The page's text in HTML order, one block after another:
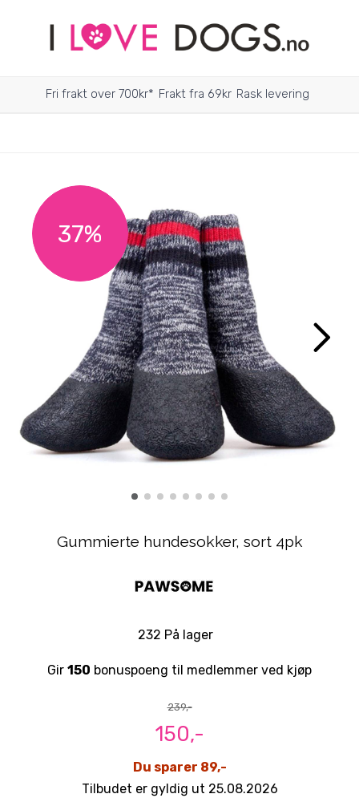
Fri frakt over 700kr* Frakt fra 69kr Rask levering
37%
Gummierte hundesokker, sort 4pk
232 På lager
Gir 150 bonuspoeng til medlemmer ved kjøp
239,-
150,-
Du sparer 89,-
Tilbudet er gyldig ut 25.08.2026